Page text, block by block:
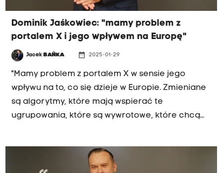
w porannej rozmowie Radia Kraków.
Dominik Jaśkowiec: "mamy problem z
portalem X i jego wpływem na Europę"
Jacek BAŃKA date_range 2025-01-29
"Mamy problem z portalem X w sensie jego
wpływu na to, co się dzieje w Europie. Zmieniane
są algorytmy, które mają wspierać te
ugrupowania, które są wywrotowe, które chcą
Europy" - mówi Dominik Jaśkowiec, poseł KO.